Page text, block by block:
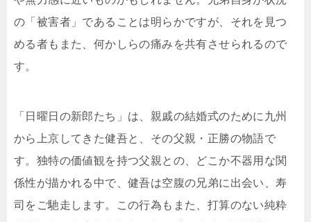
の「被害者」であることは明らかですが、それを見つ
める者もまた、何かしらの痛みを共有させられるので
す。
「日曜日の新郎たち」は、親戚の結婚式のために九州
から上京してきた健吾と、その父親・正勝の物語で
す。独特の価値観を持つ父親との、どこか不器用な関
係性が描かれる中で、健吾は空腹の兄弟に出会い、寿
司をご馳走します。この行為もまた、打算のない純粋